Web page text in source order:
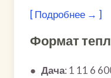
[ Подробнее → ]
Формат
● Дача: 1 11 6